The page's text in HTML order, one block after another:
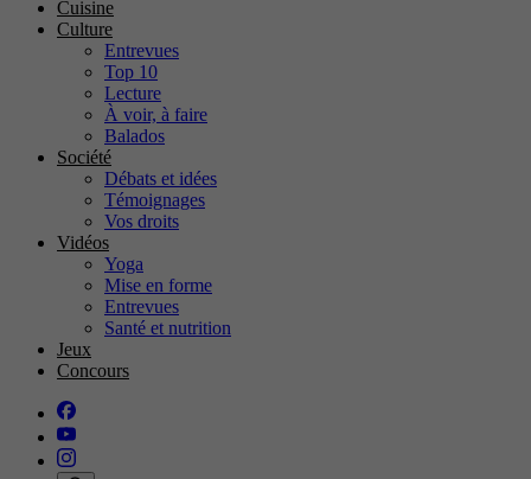
Cuisine
Culture
Entrevues
Top 10
Lecture
À voir, à faire
Balados
Société
Débats et idées
Témoignages
Vos droits
Vidéos
Yoga
Mise en forme
Entrevues
Santé et nutrition
Jeux
Concours